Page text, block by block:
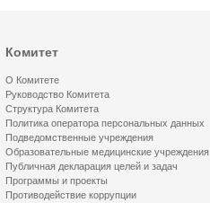
Комитет
О Комитете
Руководство Комитета
Структура Комитета
Политика оператора персональных данных
Подведомственные учреждения
Образовательные медицинские учреждения
Публичная декларация целей и задач
Программы и проекты
Противодействие коррупции